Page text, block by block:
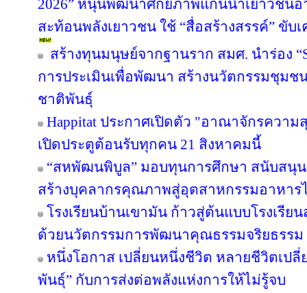
2026” หนุนพัฒนาศักยภาพแกนนำเยาวชน
สะท้อนพลังเยาวชน ใช้ “สื่อสร้างสรรค์” ขับ
สร้างทุนมนุษย์จากฐานราก สมศ. นำร่อง
การประเมินเพื่อพัฒนา สร้างนวัตกรรมชุมช
ชาติพันธุ์
Happitat ประกาศเปิดตัว "อาณาจักรควา
เปิดประตูต้อนรับทุกคน 21 สิงหาคมนี้
“สหพัฒนพิบูล” มอบทุนการศึกษา สนับสนุ
สร้างบุคลากรคุณภาพสู่อุตสาหกรรมอาหาร
โรงเรียนบ้านเขามัน ก้าวสู่ต้นแบบโรงเรีย
ด้วยนวัตกรรมการพัฒนาคุณธรรมจริยธรรม
หนึ่งโอกาส เปลี่ยนหนึ่งชีวิต หลายชีวิตเปลี่
พันธุ์” กับการส่งต่อพลังแห่งการให้ไม่รู้จบ